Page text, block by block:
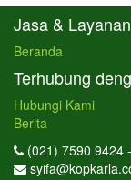
Jasa & Layanan
Beranda
Terhubung
Hubungi Kami
Berita
(021) 7590 9424